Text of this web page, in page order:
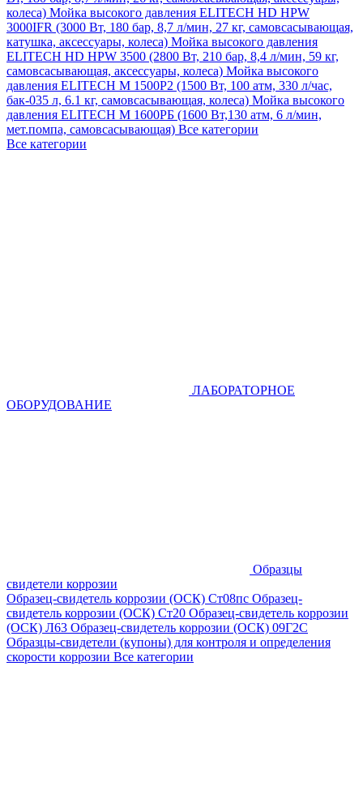
колеса) Мойка высокого давления ELITECH HD HPW
3000IFR (3000 Вт, 180 бар, 8,7 л/мин, 27 кг, самовсасывающая,
катушка, аксессуары, колеса) Мойка высокого давления
ELITECH HD HPW 3500 (2800 Вт, 210 бар, 8,4 л/мин, 59 кг,
самовсасывающая, аксессуары, колеса) Мойка высокого
давления ELITECH M 1500P2 (1500 Вт, 100 атм, 330 л/час,
бак-035 л, 6.1 кг, самовсасывающая, колеса) Мойка высокого
давления ELITECH М 1600РБ (1600 Вт,130 атм, 6 л/мин,
мет.помпа, самовсасывающая) Все категории
Все категории
ЛАБОРАТОРНОЕ
ОБОРУДОВАНИЕ
Образцы
свидетели коррозии
Образец-свидетель коррозии (ОСК) Ст08пс Образец-
свидетель коррозии (ОСК) Ст20 Образец-свидетель коррозии
(ОСК) Л63 Образец-свидетель коррозии (ОСК) 09Г2С
Образцы-свидетели (купоны) для контроля и определения
скорости коррозии Все категории